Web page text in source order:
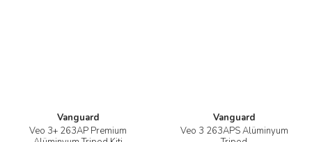
Vanguard
Veo 3+ 263AP Premium
Vanguard
Veo 3 263APS Alüminyum